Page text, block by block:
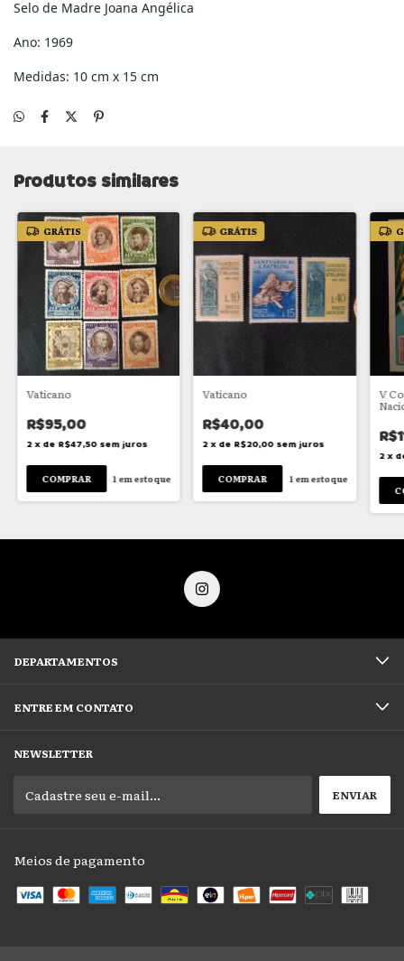
Selo de Madre Joana Angélica
Ano: 1969
Medidas: 10 cm x 15 cm
Produtos similares
GRÁTIS
Vaticano
R$95,00
2 x de R$47,50 sem juros
1 em estoque
GRÁTIS
Vaticano
R$40,00
2 x de R$20,00 sem juros
1 em estoque
V
2 x
DEPARTAMENTOS
ENTRE EM CONTATO
NEWSLETTER
Meios de pagamento